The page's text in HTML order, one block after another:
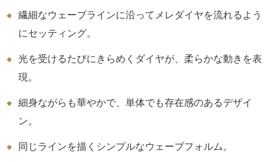
繊細なウェーブラインに沿ってメレダイヤを流れるよう
にセッティング。
光を受けるたびにきらめくダイヤが、柔らかな動きを表
現。
細身ながらも華やかで、単体でも存在感のあるデザイ
ン。
同じラインを描くシンプルなウェーブフォルム。